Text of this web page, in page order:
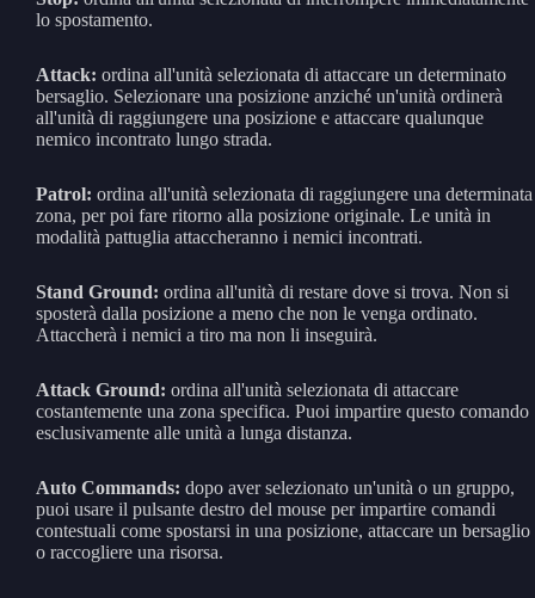
lo spostamento.
Attack: ordina all'unità selezionata di attaccare un determinato
bersaglio. Selezionare una posizione anziché un'unità ordinerà
all'unità di raggiungere una posizione e attaccare qualunque
nemico incontrato lungo strada.
Patrol: ordina all'unità selezionata di raggiungere una determinata
zona, per poi fare ritorno alla posizione originale. Le unità in
modalità pattuglia attaccheranno i nemici incontrati.
Stand Ground: ordina all'unità di restare dove si trova. Non si
sposterà dalla posizione a meno che non le venga ordinato.
Attaccherà i nemici a tiro ma non li inseguirà.
Attack Ground: ordina all'unità selezionata di attaccare
costantemente una zona specifica. Puoi impartire questo comando
esclusivamente alle unità a lunga distanza.
Auto Commands: dopo aver selezionato un'unità o un gruppo,
puoi usare il pulsante destro del mouse per impartire comandi
contestuali come spostarsi in una posizione, attaccare un bersaglio
o raccogliere una risorsa.